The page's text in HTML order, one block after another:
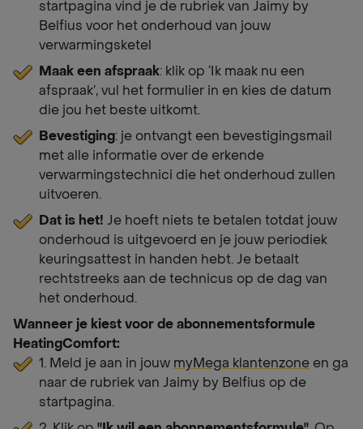
startpagina vind je de rubriek van Jaimy by
Belfius voor het onderhoud van jouw
verwarmingsketel
Maak een afspraak: klik op ‘Ik maak nu een
afspraak’, vul het formulier in en kies de datum
die jou het beste uitkomt.
Bevestiging: je ontvangt een bevestigingsmail
met alle informatie over de erkende
verwarmingstechnici die het onderhoud zullen
uitvoeren.
Dat is het! Je hoeft niets te betalen totdat jouw
onderhoud is uitgevoerd en je jouw periodiek
keuringsattest in handen hebt. Je betaalt
rechtstreeks aan de technicus op de dag van
het onderhoud.
Wanneer je kiest voor de abonnementsformule
HeatingComfort:
1. Meld je aan in jouw myMega klantenzone en ga
naar de rubriek van Jaimy by Belfius op de
startpagina.